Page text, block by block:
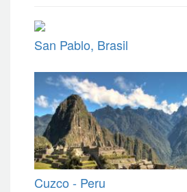
San Pablo, Brasil
Cuzco - Peru